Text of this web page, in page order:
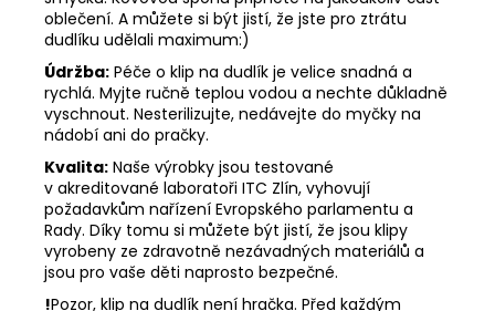
oblečení. A můžete si být jistí, že jste pro ztrátu
dudlíku udělali maximum:)
Údržba: Péče o klip na dudlík je velice snadná a
rychlá. Myjte ručně teplou vodou a nechte důkladně
vyschnout. Nesterilizujte, nedávejte do myčky na
nádobí ani do pračky.
Kvalita: Naše výrobky jsou testované
v akreditované laboratoři ITC Zlín, vyhovují
požadavkům nařízení Evropského parlamentu a
Rady. Díky tomu si můžete být jistí, že jsou klipy
vyrobeny ze zdravotně nezávadných materiálů a
jsou pro vaše děti naprosto bezpečné.
!Pozor, klip na dudlík není hračka. Před každým